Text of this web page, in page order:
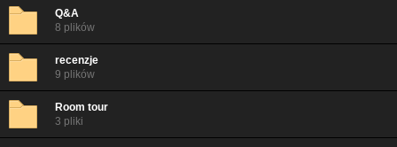
Q&A
8 plików
recenzje
9 plików
Room tour
3 pliki